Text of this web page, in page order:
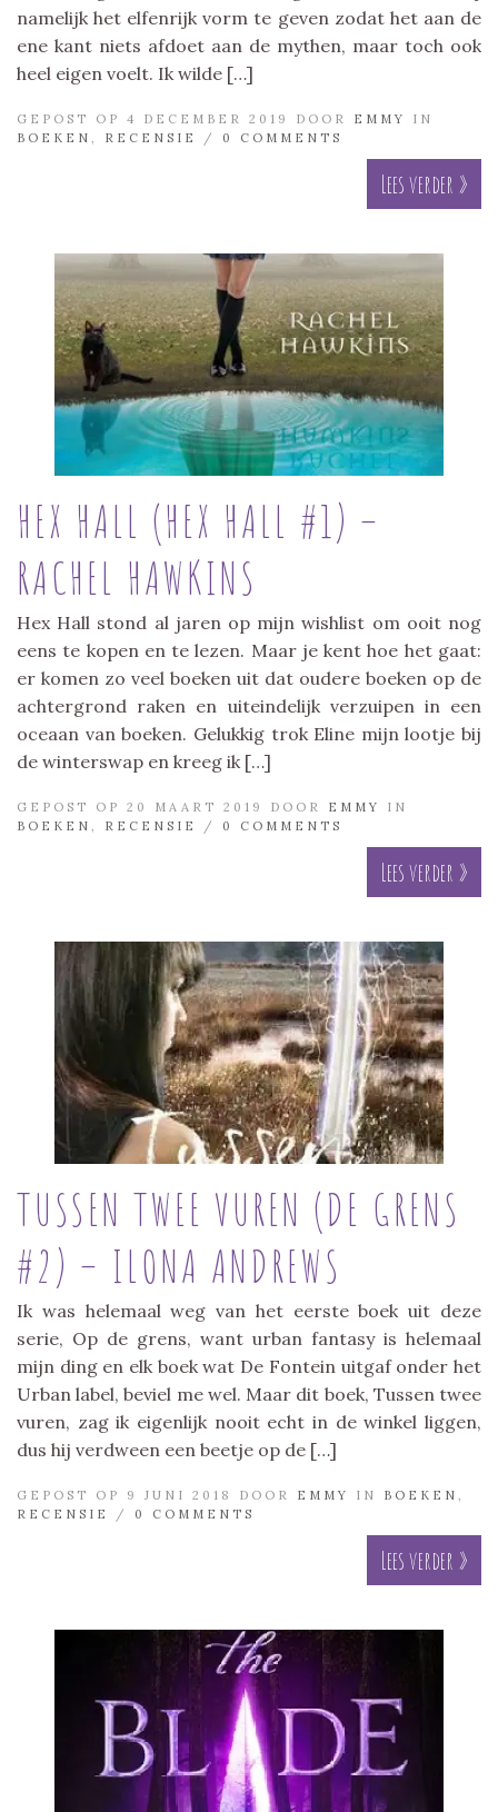
namelijk het elfenrijk vorm te geven zodat het aan de
ene kant niets afdoet aan de mythen, maar toch ook
heel eigen voelt. Ik wilde […]
GEPOST OP 4 DECEMBER 2019 DOOR EMMY
IN
BOEKEN
RECENSIE / 0 COMMENTS
Lees verder »
HEX HALL (HEX HALL #1) –
RACHEL HAWKINS
Hex Hall stond al jaren op mijn wishlist om ooit nog
eens te kopen en te lezen. Maar je kent hoe het gaat:
er komen zo veel boeken uit dat oudere boeken op de
achtergrond raken en uiteindelijk verzuipen in een
oceaan van boeken. Gelukkig trok Eline mijn lootje bij
de winterswap en kreeg ik […]
GEPOST OP 20 MAART 2019 DOOR EMMY
IN
BOEKEN
RECENSIE / 0 COMMENTS
Lees verder »
TUSSEN TWEE VUREN (DE GRENS
#2) – ILONA ANDREWS
Ik was helemaal weg van het eerste boek uit deze
serie, Op de grens, want urban fantasy is helemaal
mijn ding en elk boek wat De Fontein uitgaf onder het
Urban label, beviel me wel. Maar dit boek, Tussen twee
vuren, zag ik eigenlijk nooit echt in de winkel liggen,
dus hij verdween een beetje op de […]
GEPOST OP 9 JUNI 2018 DOOR EMMY IN BOEKEN
RECENSIE
/ 0 COMMENTS
Lees verder »